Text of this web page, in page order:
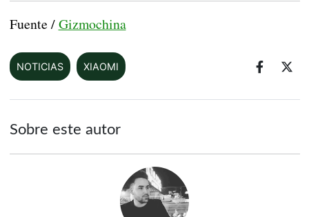
Fuente /Gizmochina
NOTICIAS XIAOMI
Sobre este autor